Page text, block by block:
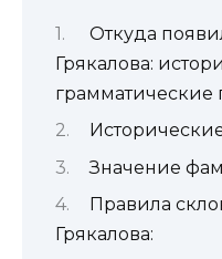
Откуда
Грякалова:
грамматические
Значение
Правила
Грякалова: